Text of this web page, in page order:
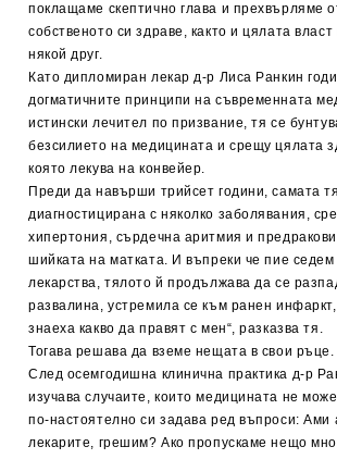
поклащаме скептично глава и прехвърляме
собственото си здраве, както и цялата
някой друг.
Като дипломиран лекар д-р Лиса Ранкин
догматичните принципи на съвременната
истински лечител по призвание, тя се
безсилието на медицината и срещу цялата
която лекува на конвейер.
Преди да навърши трийсет години, самата
диагностицирана с няколко заболявания,
хипертония, сърдечна аритмия и
шийката на матката. И въпреки че пие седем
лекарства, тялото й продължава да се
развалина, устремила се към ранен
знаеха какво да правят с мен“, разказва тя.
Тогава решава да вземе нещата в свои ръце.
След осемгодишна клинична практика д-р
изучава случаите, които медицината не
по-настоятелно си задава ред въпроси: Ами
лекарите, грешим? Ако пропускаме нещо